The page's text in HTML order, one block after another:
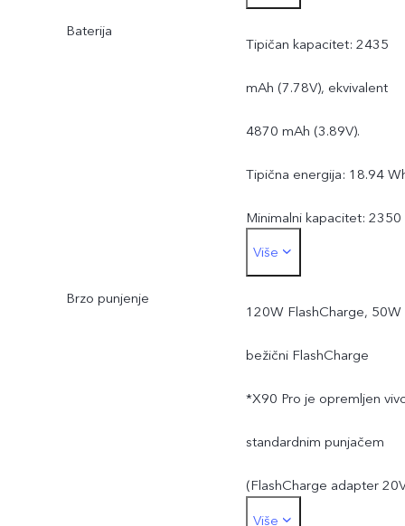
Baterija
Tipičan kapacitet: 2435
mAh (7.78V), ekvivalent
4870 mAh (3.89V).
Tipična energija: 18.94
Minimalni kapacitet: 2350
mAh (7.78V), ekvivalent
4700 mAh (3.89V).
Minimalna energija: 18.47
Wh.
*Procenjeni kapacitet
baterije je 4700 mAh.
Više
Brzo punjenje
120W FlashCharge, 50W
bežični FlashCharge
*X90 Pro je opremljen
standardnim punjačem
(FlashCharge adapter
Više